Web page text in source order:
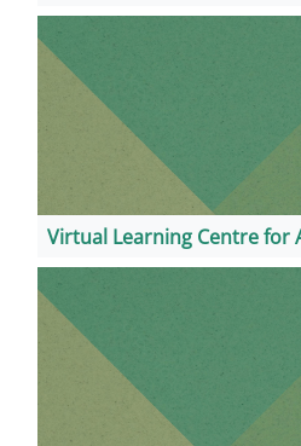
Virtual Learning Centre for